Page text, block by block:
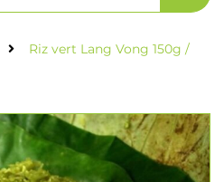
Riz vert Lang Vong 150g /